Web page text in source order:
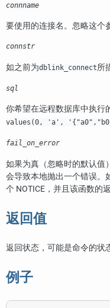
connname
要使用的连接名。忽略这个
connstr
如之前为dblink_connect所
sql
你希望在远程数据库中执行
values(0, 'a',
fail_on_error
如果为真（忽略时的默认值
会导致本地抛出一个错误。
个 NOTICE，并且该函数的
返回值
返回状态，可能是命令的状
例子